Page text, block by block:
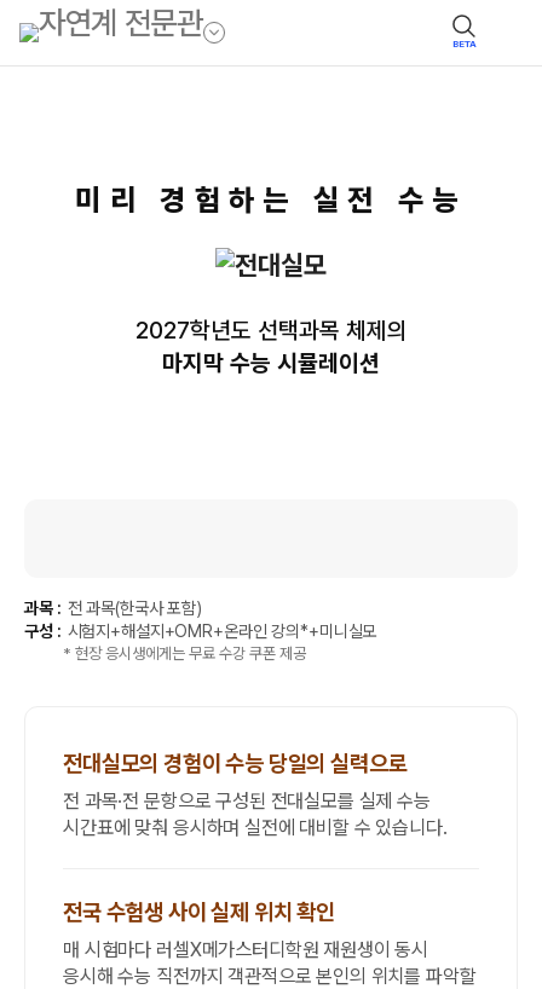
BETA
미리 경험하는 실전 수능
2027학년도 선택과목 체제의
마지막 수능 시뮬레이션
과목 : 전 과목(한국사 포함)
구성 : 시험지+해설지+OMR+온라인 강의*+미니실모
* 현장 응시생에게는 무료 수강 쿠폰 제공
전대실모의 경험이 수능 당일의 실력으로
전 과목·전 문항으로 구성된 전대실모를 실제 수능
시간표에 맞춰 응시하며 실전에 대비할 수 있습니다.
전국 수험생 사이 실제 위치 확인
매 시험마다 러셀X메가스터디학원 재원생이 동시
응시해 수능 직전까지 객관적으로 본인의 위치를 파악할